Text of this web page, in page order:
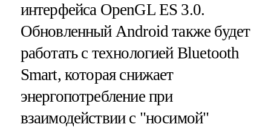
интерфейса OpenGL ES 3.0.
Обновленный Android также будет
работать с технологией Bluetooth
Smart, которая снижает
энергопотребление при
взаимодействии с "носимой"